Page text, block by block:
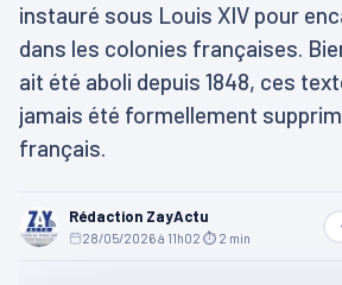
instauré sous Louis XIV pour
dans les colonies françaises.
ait été aboli depuis 1848, ces
jamais été formellement
français.
Rédaction ZayActu
28/05/2026 à 11h02 ⏱ 2 min